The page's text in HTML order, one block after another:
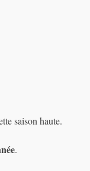
saison haute.
.